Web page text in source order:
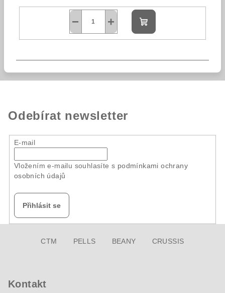
+
−
Do
košíku
Odebírat newsletter
E-mail
Vložením e-mailu souhlasíte s podmínkami ochrany
osobních údajů
Přihlásit se
CTM PELLS BEANY CRUSSIS
Kontakt